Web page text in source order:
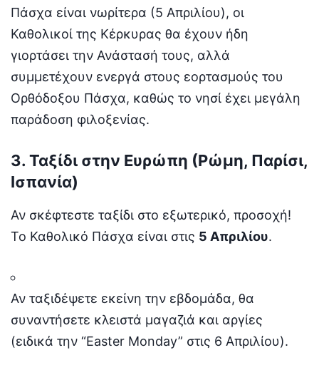
Πάσχα είναι νωρίτερα (5 Απριλίου), οι
Καθολικοί της Κέρκυρας θα έχουν ήδη
γιορτάσει την Ανάστασή τους, αλλά
συμμετέχουν ενεργά στους εορτασμούς του
Ορθόδοξου Πάσχα, καθώς το νησί έχει μεγάλη
παράδοση φιλοξενίας.
3. Ταξίδι στην Ευρώπη (Ρώμη, Παρίσι,
Ισπανία)
Αν σκέφτεστε ταξίδι στο εξωτερικό, προσοχή!
Το Καθολικό Πάσχα είναι στις 5 Απριλίου.
Αν ταξιδέψετε εκείνη την εβδομάδα, θα
συναντήσετε κλειστά μαγαζιά και αργίες
(ειδικά την “Easter Monday” στις 6 Απριλίου).